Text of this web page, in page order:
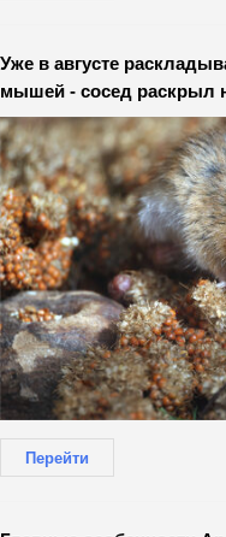
Уже в августе
мышей - сосед раскрыл
Перейти